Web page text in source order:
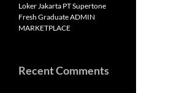
Loker Jakarta PT Supertone
Fresh Graduate ADMIN
MARKETPLACE
Recent Comments